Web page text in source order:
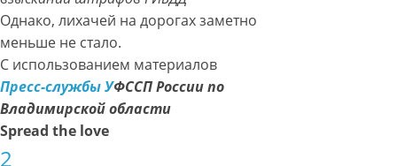
Однако, лихачей на дорогах заметно
меньше не стало.
С использованием материалов
Пресс-службы УФССП России по
Владимирской области
Spread the love
2